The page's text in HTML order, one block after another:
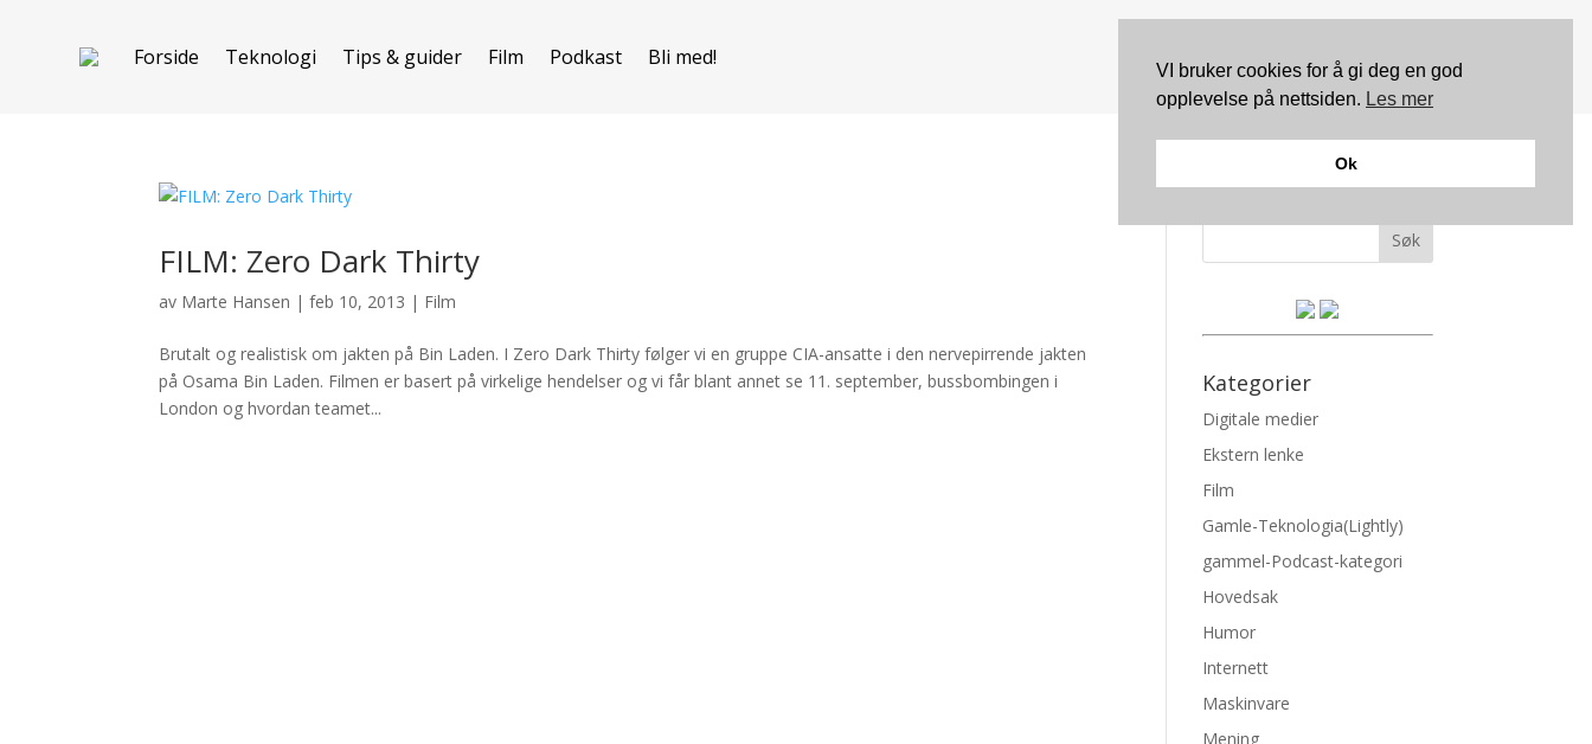
Forside Teknologi Tips & guider Film Podkast Bli med!
FILM: Zero Dark Thirty
av Marte Hansen |feb 10, 2013 | Film
Brutalt og realistisk om jakten på Bin Laden. I Zero Dark Thirty følger vi en gruppe CIA-ansatte i den nervepirrende jakten
på Osama Bin Laden. Filmen er basert på virkelige hendelser og vi får blant annet se 11. september, bussbombingen i
London og hvordan teamet...
Søk
Kategorier
Digitale medier
Ekstern lenke
Film
Gamle-Teknologia(Lightly)
gammel-Podcast-kategori
Hovedsak
Humor
Internett
Maskinvare
Mening
VI bruker cookies for å gi deg en god
opplevelse på nettsiden. Les mer
Ok